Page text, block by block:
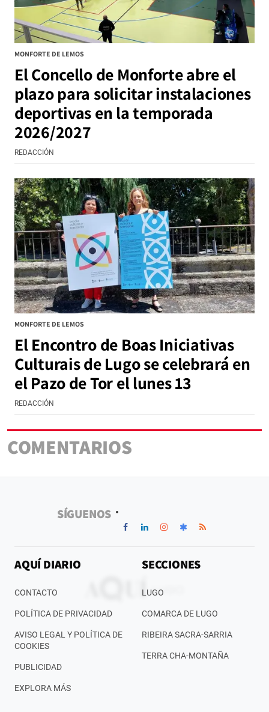
MONFORTE DE LEMOS
El Concello de Monforte abre el
plazo para solicitar instalaciones
deportivas en la temporada
2026/2027
REDACCIÓN
MONFORTE DE LEMOS
El Encontro de Boas Iniciativas
Culturais de Lugo se celebrará en
el Pazo de Tor el lunes 13
REDACCIÓN
COMENTARIOS
SÍGUENOS
AQUÍ DIARIO
CONTACTO
POLÍTICA DE PRIVACIDAD
AVISO LEGAL Y POLÍTICA DE
COOKIES
PUBLICIDAD
EXPLORA MÁS
SECCIONES
LUGO
COMARCA DE LUGO
RIBEIRA SACRA-SARRIA
TERRA CHA-MONTAÑA